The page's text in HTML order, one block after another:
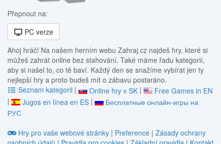
Přepnout na:
PC verze
Ahoj hráč! Na našem herním webu Zahraj.cz najdeš hry, které si
můžeš zahrát online bez stahování. Také máme řadu kategorií,
aby si našel to, co tě baví. Každý den se snažíme vybírat jen ty
nejlepší hry a proto budeš mít o zábavu postaráno.
Seznam kategorii | Online hry v SK |
Free Games in EN
|
Jugos en línea en ES |
Бесплатные онлайн-игры на
РУС
Hry pro vaše webové stránky | Preference | Zásady ochrany